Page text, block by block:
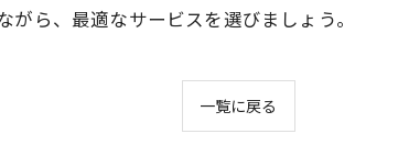
ら、最適なサービスを選びましょう。
一覧に戻る